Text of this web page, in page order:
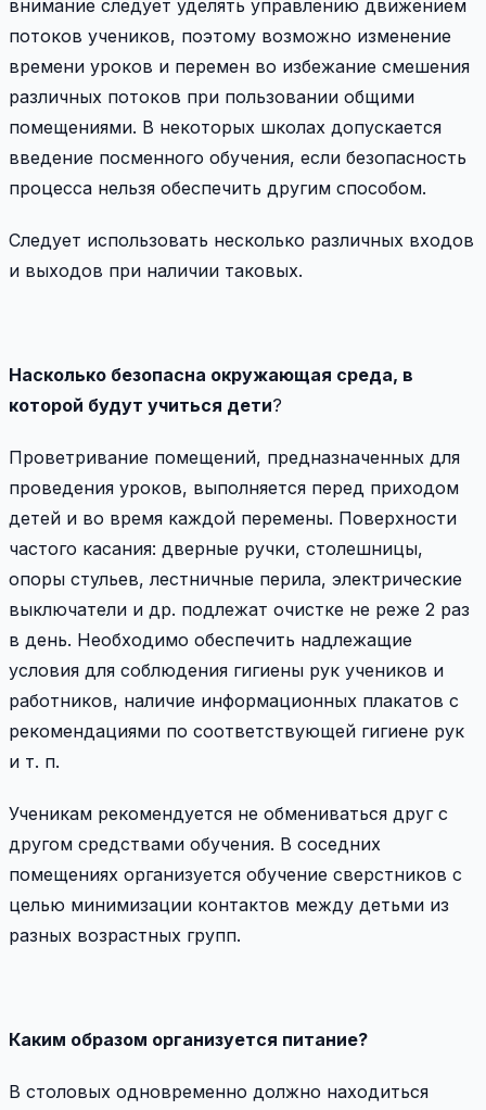
внимание следует уделять управлению движением
потоков учеников, поэтому возможно изменение
времени уроков и перемен во избежание смешения
различных потоков при пользовании общими
помещениями. В некоторых школах допускается
введение посменного обучения, если безопасность
процесса нельзя обеспечить другим способом.
Следует использовать несколько различных входов
и выходов при наличии таковых.
Насколько безопасна окружающая среда, в
которой будут учиться дети?
Проветривание помещений, предназначенных для
проведения уроков, выполняется перед приходом
детей и во время каждой перемены. Поверхности
частого касания: дверные ручки, столешницы,
опоры стульев, лестничные перила, электрические
выключатели и др. подлежат очистке не реже 2 раз
в день. Необходимо обеспечить надлежащие
условия для соблюдения гигиены рук учеников и
работников, наличие информационных плакатов с
рекомендациями по соответствующей гигиене рук
и т. п.
Ученикам рекомендуется не обмениваться друг с
другом средствами обучения. В соседних
помещениях организуется обучение сверстников с
целью минимизации контактов между детьми из
разных возрастных групп.
Каким образом организуется питание?
В столовых одновременно должно находиться